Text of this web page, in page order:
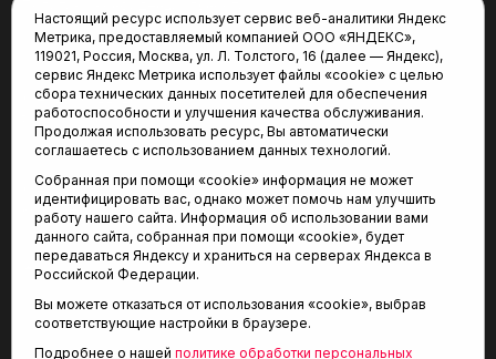
Редакция:
625035, Тюмень, пр. Геологоразведчиков, 28А
(3452) 68-22-28
tum-arena@mail.ru
Отдел продаж:
(3452) 68-89-78
kotovaev@sibinformburo.ru
Настоящий ресурс использует сервис веб-аналитики Яндекс
Метрика, предоставляемый компанией ООО «ЯНДЕКС»,
119021, Россия, Москва, ул. Л. Толстого, 16 (далее — Яндекс),
сервис Яндекс Метрика использует файлы «cookie» с целью
сбора технических данных посетителей для обеспечения
работоспособности и улучшения качества обслуживания.
Продолжая использовать ресурс, Вы автоматически
соглашаетесь с использованием данных технологий.
Собранная при помощи «cookie» информация не может
идентифицировать вас, однако может помочь нам улучшить
работу нашего сайта. Информация об использовании вами
данного сайта, собранная при помощи «cookie», будет
передаваться Яндексу и храниться на серверах Яндекса в
Российской Федерации.
Вы можете отказаться от использования «cookie», выбрав
соответствующие настройки в браузере.
Подробнее о нашей политике обработки персональных